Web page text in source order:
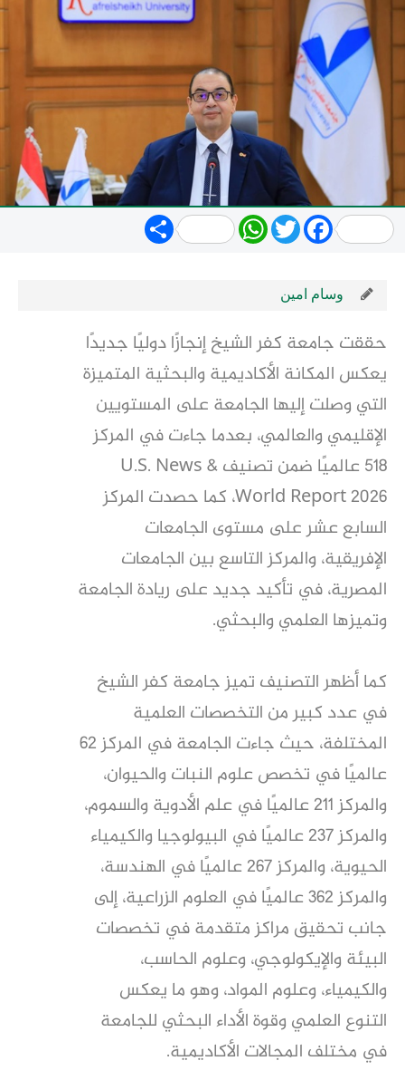
Share WhatsApp
TwitterFacebook
وسام امين
حققت جامعة كفر الشيخ إنجازًا دوليًا جديدًا
يعكس المكانة الأكاديمية والبحثية المتميزة
التي وصلت إليها الجامعة على المستويين
الإقليمي والعالمي، بعدما جاءت في المركز
518 عالميًا ضمن تصنيف U.S. News &
World Report 2026، كما حصدت المركز
السابع عشر على مستوى الجامعات
الإفريقية، والمركز التاسع بين الجامعات
المصرية، في تأكيد جديد على ريادة الجامعة
وتميزها العلمي والبحثي.
كما أظهر التصنيف تميز جامعة كفر الشيخ
في عدد كبير من التخصصات العلمية
المختلفة، حيث جاءت الجامعة في المركز 62
عالميًا في تخصص علوم النبات والحيوان،
والمركز 211 عالميًا في علم الأدوية والسموم،
والمركز 237 عالميًا في البيولوجيا والكيمياء
الحيوية، والمركز 267 عالميًا في الهندسة،
والمركز 362 عالميًا في العلوم الزراعية، إلى
جانب تحقيق مراكز متقدمة في تخصصات
البيئة والإيكولوجي، وعلوم الحاسب،
والكيمياء، وعلوم المواد، وهو ما يعكس
التنوع العلمي وقوة الأداء البحثي للجامعة
في مختلف المجالات الأكاديمية.